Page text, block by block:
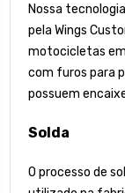
Nossa
pela Wings
motocicletas em
com furos para
possuem
Solda
O processo de